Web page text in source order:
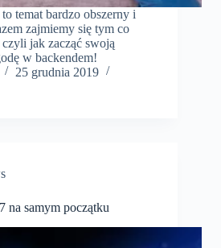
temat bardzo obszerny i
zajmiemy się tym co
jak zacząć swoją
w backendem!
25 grudnia 2019
na samym początku